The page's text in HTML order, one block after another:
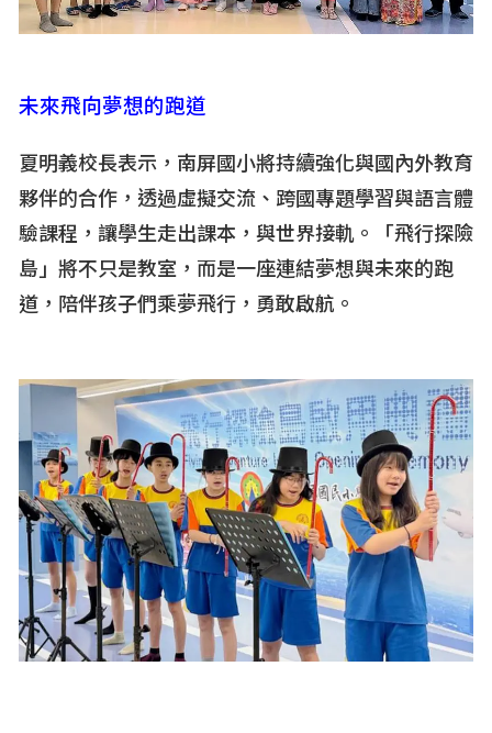
未來飛向夢想的跑道
夏明義校長表示，南屏國小將持續強化與國內外教育
夥伴的合作，透過虛擬交流、跨國專題學習與語言體
驗課程，讓學生走出課本，與世界接軌。「飛行探險
島」將不只是教室，而是一座連結夢想與未來的跑
道，陪伴孩子們乘夢飛行，勇敢啟航。